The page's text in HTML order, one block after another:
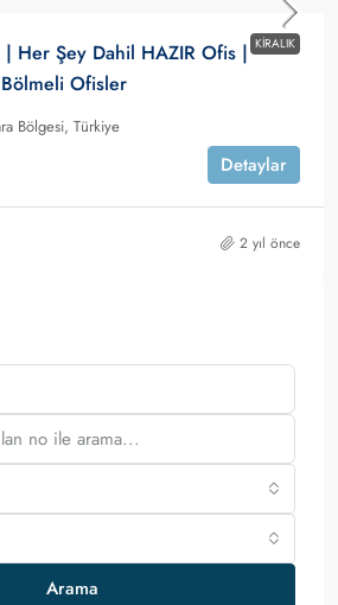
KIRALIK
Her Şey Dahil HAZIR Ofis |
Ofisler
Bölgesi, Türkiye
Detaylar
2 yıl önce
Arama